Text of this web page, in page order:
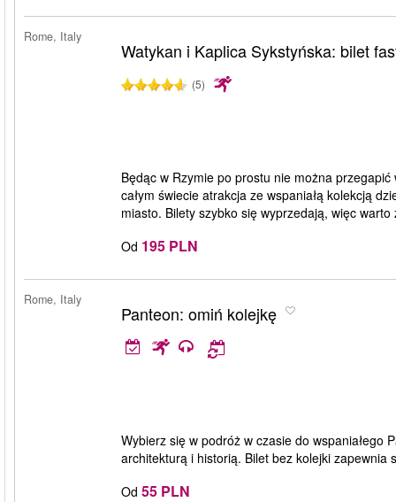
Rome, Italy
Watykan i Kaplica Sykstyńska: bilet
(5)
Będąc w Rzymie po prostu nie można
całym świecie atrakcja ze wspaniałą kolekcją
miasto. Bilety szybko się wyprzedają, więc
Od 195 PLN
Rome, Italy
Panteon: omiń kolejkę
Wybierz się w podróż w czasie do wspaniałego
architekturą i historią. Bilet bez kolejki
Od 55 PLN